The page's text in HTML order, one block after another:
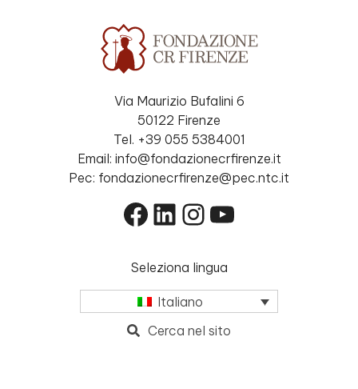
Via Maurizio Bufalini 6
50122 Firenze
Tel. +39 055 5384001
Email: info@fondazionecrfirenze.it
Pec: fondazionecrfirenze@pec.ntc.it
Facebook
LinkedIn
Instagram
YouTube
Seleziona lingua
Italiano
Cerca nel sito